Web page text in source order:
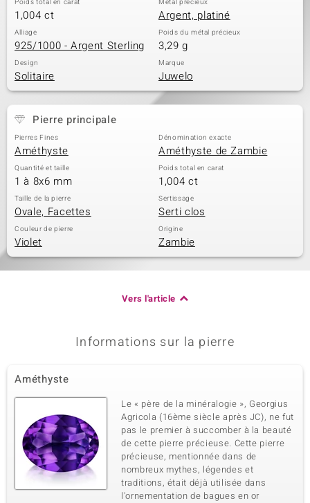
Poids total en carat
1,004 ct
Métal précieux
Argent, platiné
Alliage
925/1000 - Argent Sterling
Poids du métal précieux
3,29 g
Design
Solitaire
Marque
Juwelo
Pierre principale
Pierres Fines
Améthyste
Dénomination exacte
Améthyste de Zambie
Quantité et taille
1 à 8x6 mm
Poids total en carat
1,004 ct
Taille de la pierre
Ovale, Facettes
Sertissage
Serti clos
Couleur de pierre
Violet
Origine
Zambie
Vers l'article
Informations sur la pierre
Améthyste
Le « père de la minéralogie », Georgius
Agricola (16ème siècle après JC), ne fut
pas le premier à succomber à la beauté
de cette pierre précieuse. Cette pierre
précieuse, mentionnée dans de
nombreux mythes, légendes et
traditions, était déjà utilisée dans
l'ornementation de bagues en or